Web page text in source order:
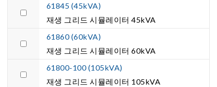
61845 (45kVA)
재생 그리드 시뮬레이터 45kVA
61860 (60kVA)
재생 그리드 시뮬레이터 60kVA
61800-100 (105kVA)
재생 그리드 시뮬레이터 105kVA